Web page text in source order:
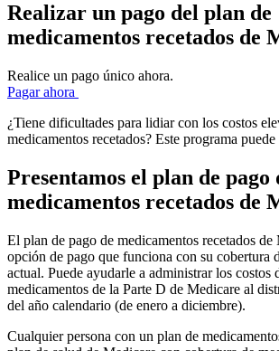
Realizar un pago del plan de
medicamentos recetados de
Realice un pago único ahora.
Pagar ahora
¿Tiene dificultades para lidiar con los costos
medicamentos recetados? Este programa puede
Presentamos el plan de pago
medicamentos recetados de
El plan de pago de medicamentos recetados de
opción de pago que funciona con su cobertura
actual. Puede ayudarle a administrar los costos
medicamentos de la Parte D de Medicare al
del año calendario (de enero a diciembre).
Cualquier persona con un plan de